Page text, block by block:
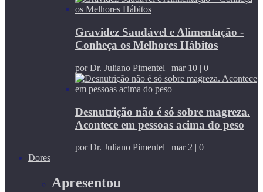
Gravidez Saudável e Alimentação -
Conheça os Melhores Hábitos
porDr. Juliano Pimentel | mar 10 | 0
Desnutrição não é só sobre magreza.
Acontece em pessoas acima do peso
porDr. Juliano Pimentel | mar 2 | 0
Dores
Apresentou